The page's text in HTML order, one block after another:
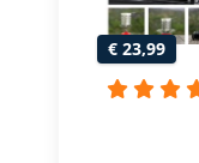
€ 23,99